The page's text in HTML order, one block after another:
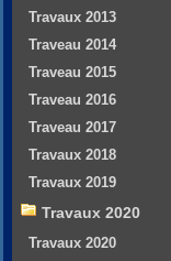
Travaux 2013
Traveau 2014
Traveau 2015
Traveau 2016
Traveau 2017
Travaux 2018
Travaux 2019
Travaux 2020
Travaux 2020